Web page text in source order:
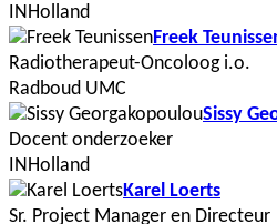
INHolland
Freek
Radiotherapeut-Oncoloog i.o.
Radboud UMC
Sissy
Docent onderzoeker
INHolland
Karel Loerts
Sr. Project Manager en Directeur